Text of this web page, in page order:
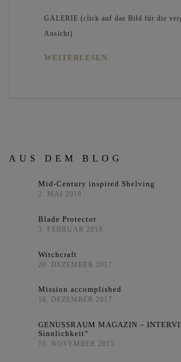
GALERIE (click auf das Bild für die
Ansicht)
WEITERLESEN
AUS DEM BLOG
Mid-Century inspired Shelving
2. MAI 2018
Blade Protector
3. FEBRUAR 2018
Witchcraft
20. DEZEMBER 2017
Mission accomplished
18. DEZEMBER 2017
GENUSSRAUM MAGAZIN –
Sinnlichkeit“
16. NOVEMBER 2015